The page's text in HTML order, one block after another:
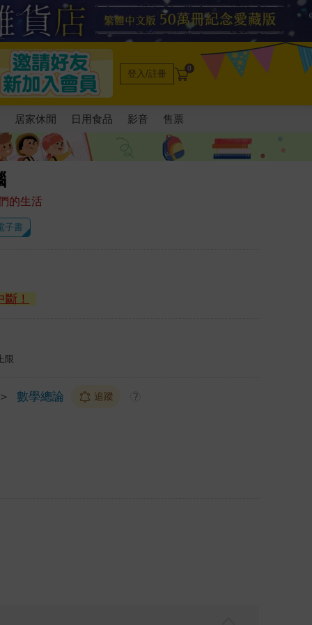
登入/註冊 0
居家休閒 日用食品 影音 售票
的生活
子書
！
限
數學總論 追蹤 ?